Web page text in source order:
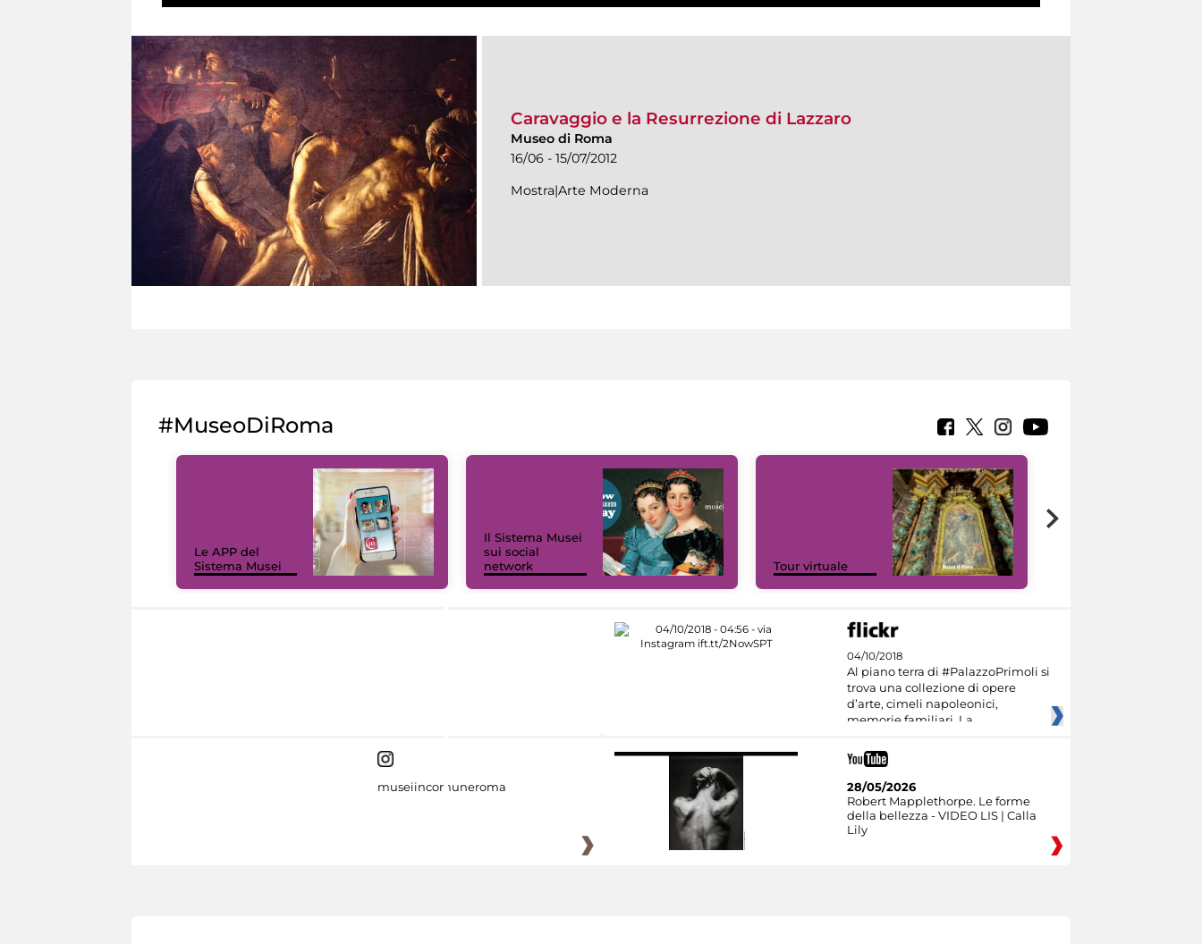
Caravaggio e la Resurrezione di Lazzaro
Museo di Roma
16/06 - 15/07/2012
Mostra|Arte Moderna
#MuseoDiRoma
Le APP del
Sistema Musei
Il Sistema Musei
sui social
network
Tour virtuale
04/10/2018
Al piano terra di #PalazzoPrimoli si
trova una collezione di opere
d’arte, cimeli napoleonici,
memorie familiari. La
museiincomuneroma
28/05/2026
Robert Mapplethorpe. Le forme
della bellezza - VIDEO LIS | Calla
Lily